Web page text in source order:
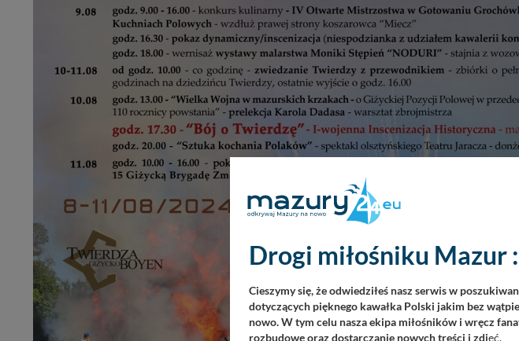
Drogi miłośniku Mazur
Cieszymy się, że odwiedziłeś nasz serwis w
dotyczących pięknego kawałka Polski jakim bez
nowo. W tym celu nasza ekipa miłośników i wręcz
rozbudowę oraz dostarczanie nowych treści i zdjęć.